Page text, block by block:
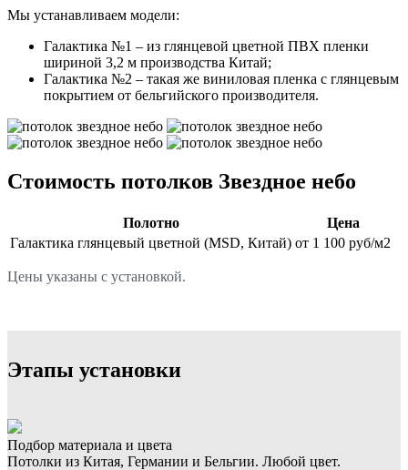
Мы устанавливаем модели:
Галактика №1 – из глянцевой цветной ПВХ пленки
шириной 3,2 м производства Китай;
Галактика №2 – такая же виниловая пленка с глянцевым
покрытием от бельгийского производителя.
Стоимость потолков Звездное небо
Полотно
Цена
Галактика глянцевый цветной (MSD, Китай) от 1 100 руб/м2
Цены указаны с установкой.
Этапы установки
Подбор материала и цвета
Потолки из Китая, Германии и Бельгии. Любой цвет.